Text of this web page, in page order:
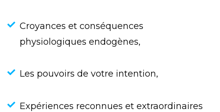
Croyances et conséquences
physiologiques endogènes,
Les pouvoirs de votre intention,
Expériences reconnues et extraordinaires